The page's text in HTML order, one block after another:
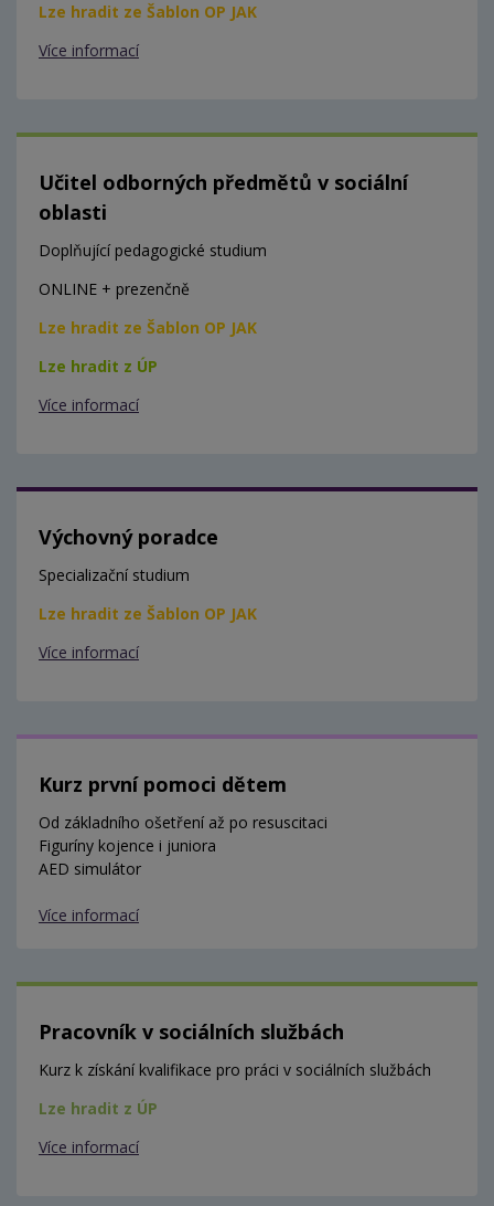
Lze hradit ze Šablon OP JAK
Více informací
Učitel odborných předmětů v sociální
oblasti
Doplňující pedagogické studium
ONLINE + prezenčně
Lze hradit ze Šablon OP JAK
Lze hradit z ÚP
Více informací
Výchovný poradce
Specializační studium
Lze hradit ze Šablon OP JAK
Více informací
Kurz první pomoci dětem
Od základního ošetření až po resuscitaci
Figuríny kojence i juniora
AED simulátor
Více informací
Pracovník v sociálních službách
Kurz k získání kvalifikace pro práci v sociálních službách
Lze hradit z ÚP
Více informací